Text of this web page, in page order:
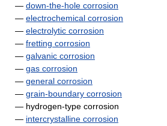
— down-the-hole corrosion
— electrochemical corrosion
— electrolytic corrosion
— fretting corrosion
— galvanic corrosion
— gas corrosion
— general corrosion
— grain-boundary corrosion
— hydrogen-type corrosion
— intercrystalline corrosion